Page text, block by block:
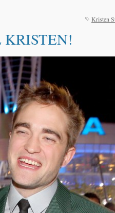
Kristen
KRISTEN!